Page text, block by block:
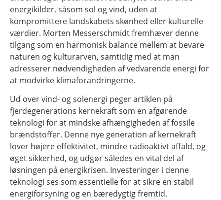
energikilder, såsom sol og vind, uden at
kompromittere landskabets skønhed eller kulturelle
værdier. Morten Messerschmidt fremhæver denne
tilgang som en harmonisk balance mellem at bevare
naturen og kulturarven, samtidig med at man
adresserer nødvendigheden af vedvarende energi for
at modvirke klimaforandringerne.
Ud over vind- og solenergi peger artiklen på
fjerdegenerations kernekraft som en afgørende
teknologi for at mindske afhængigheden af fossile
brændstoffer. Denne nye generation af kernekraft
lover højere effektivitet, mindre radioaktivt affald, og
øget sikkerhed, og udgør således en vital del af
løsningen på energikrisen. Investeringer i denne
teknologi ses som essentielle for at sikre en stabil
energiforsyning og en bæredygtig fremtid.